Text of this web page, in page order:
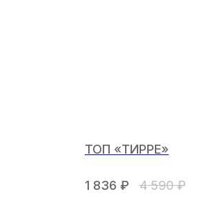
ТОП «ТИРРЕ»
1 836 ₽ 4 590 ₽